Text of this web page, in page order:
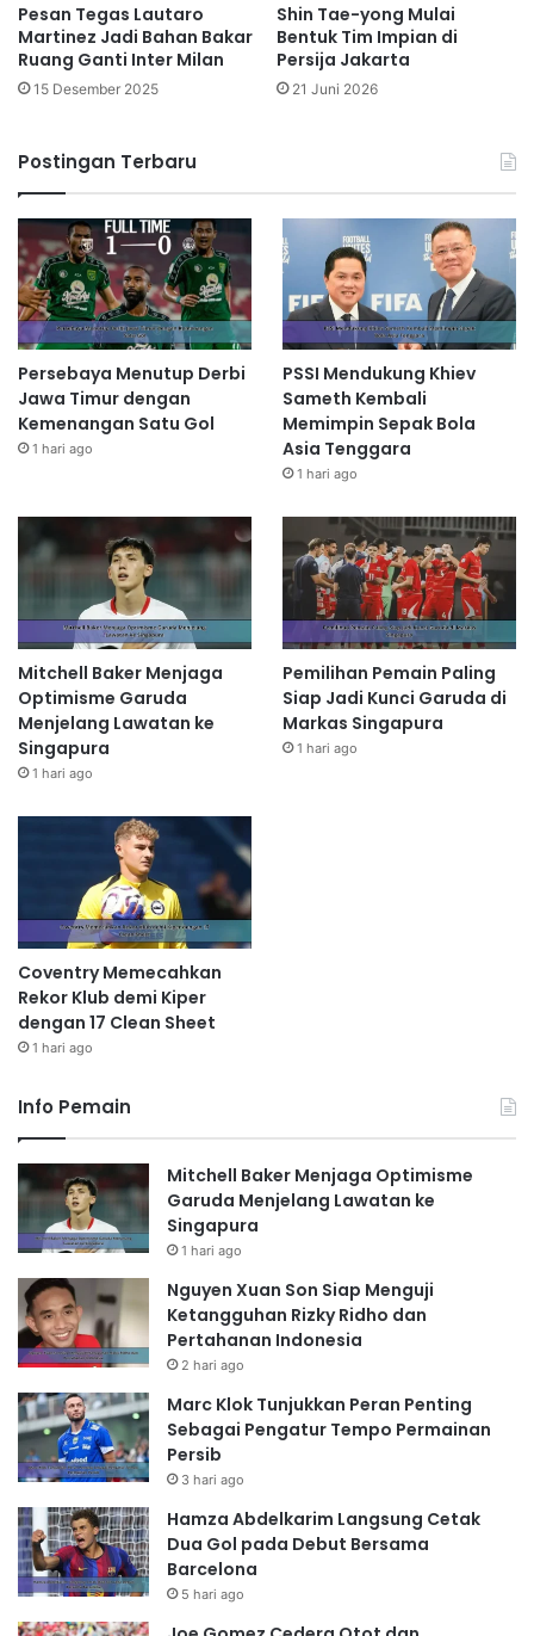
Pesan Tegas Lautaro
Martinez Jadi Bahan Bakar
Ruang Ganti Inter Milan
15 Desember 2025
Shin Tae-yong Mulai
Bentuk Tim Impian di
Persija Jakarta
21 Juni 2026
Postingan Terbaru
Persebaya Menutup Derbi
Jawa Timur dengan
Kemenangan Satu Gol
1 hari ago
PSSI Mendukung Khiev
Sameth Kembali
Memimpin Sepak Bola
Asia Tenggara
1 hari ago
Mitchell Baker Menjaga
Optimisme Garuda
Menjelang Lawatan ke
Singapura
1 hari ago
Pemilihan Pemain Paling
Siap Jadi Kunci Garuda di
Markas Singapura
1 hari ago
Coventry Memecahkan
Rekor Klub demi Kiper
dengan 17 Clean Sheet
1 hari ago
Info Pemain
Mitchell Baker Menjaga Optimisme
Garuda Menjelang Lawatan ke
Singapura
1 hari ago
Nguyen Xuan Son Siap Menguji
Ketangguhan Rizky Ridho dan
Pertahanan Indonesia
2 hari ago
Marc Klok Tunjukkan Peran Penting
Sebagai Pengatur Tempo Permainan
Persib
3 hari ago
Hamza Abdelkarim Langsung Cetak
Dua Gol pada Debut Bersama
Barcelona
5 hari ago